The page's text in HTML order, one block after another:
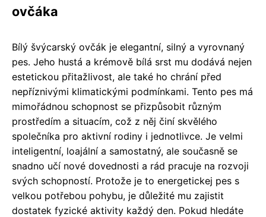
ovčáka
Bílý švýcarský ovčák je elegantní, silný a vyrovnaný
pes. Jeho hustá a krémově bílá srst mu dodává nejen
estetickou přitažlivost, ale také ho chrání před
nepříznivými klimatickými podmínkami. Tento pes má
mimořádnou schopnost se přizpůsobit různým
prostředím a situacím, což z něj činí skvělého
společníka pro aktivní rodiny i jednotlivce. Je velmi
inteligentní, loajální a samostatný, ale současně se
snadno učí nové dovednosti a rád pracuje na rozvoji
svých schopností. Protože je to energetickej pes s
velkou potřebou pohybu, je důležité mu zajistit
dostatek fyzické aktivity každý den. Pokud hledáte